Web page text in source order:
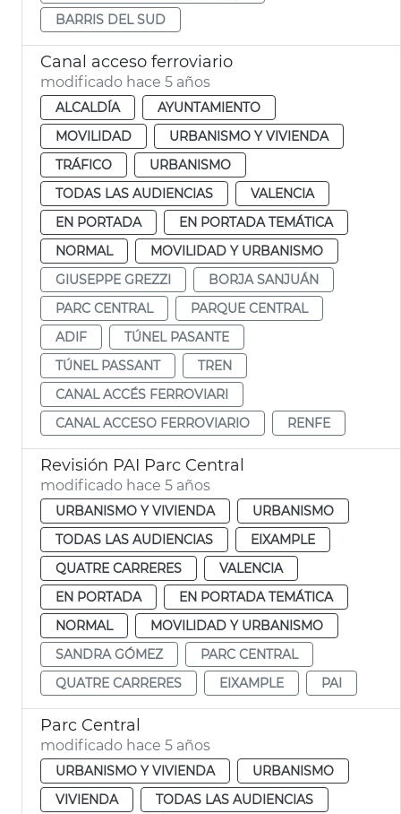
BARRIS DEL SUD
Canal acceso ferroviario
modificado hace 5 años
ALCALDÍA
AYUNTAMIENTO
MOVILIDAD
URBANISMO Y VIVIENDA
TRÁFICO
URBANISMO
TODAS LAS AUDIENCIAS
VALENCIA
EN PORTADA
EN PORTADA TEMÁTICA
NORMAL
MOVILIDAD Y URBANISMO
GIUSEPPE GREZZI
BORJA SANJUÁN
PARC CENTRAL
PARQUE CENTRAL
ADIF
TÚNEL PASANTE
TÚNEL PASSANT
TREN
CANAL ACCÉS FERROVIARI
CANAL ACCESO FERROVIARIO
RENFE
Revisión PAI Parc Central
modificado hace 5 años
URBANISMO Y VIVIENDA
URBANISMO
TODAS LAS AUDIENCIAS
EIXAMPLE
QUATRE CARRERES
VALENCIA
EN PORTADA
EN PORTADA TEMÁTICA
NORMAL
MOVILIDAD Y URBANISMO
SANDRA GÓMEZ
PARC CENTRAL
QUATRE CARRERES
EIXAMPLE PAI
Parc Central
modificado hace 5 años
URBANISMO Y VIVIENDA
URBANISMO
VIVIENDA
TODAS LAS AUDIENCIAS